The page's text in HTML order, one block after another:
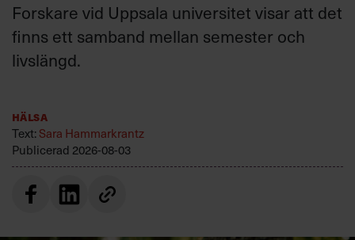
Forskare vid Uppsala universitet visar att det
finns ett samband mellan semester och
livslängd.
Hälsa
Text: Sara Hammarkrantz
Publicerad 2026-08-03